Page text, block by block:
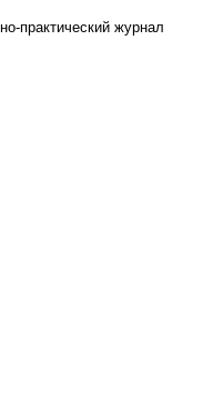
практический журнал